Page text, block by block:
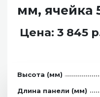
мм, ячейка
Цена: 3 845
Высота (мм)
Длина панели (мм)